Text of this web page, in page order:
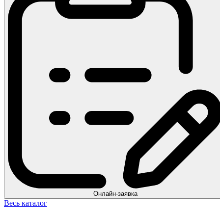
Онлайн-заявка
Весь каталог